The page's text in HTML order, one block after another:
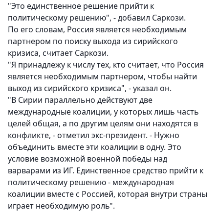
"Это единственное решение прийти к
политическому решению", - добавил Саркози.
По его словам, Россия является необходимым
партнером по поиску выхода из сирийского
кризиса, считает Саркози.
"Я принадлежу к числу тех, кто считает, что Россия
является необходимым партнером, чтобы найти
выход из сирийского кризиса", - указал он.
"В Сирии параллельно действуют две
международные коалиции, у которых лишь часть
целей общая, а по другим целям они находятся в
конфликте, - отметил экс-президент. - Нужно
объединить вместе эти коалиции в одну. Это
условие возможной военной победы над
варварами из ИГ. Единственное средство прийти к
политическому решению - международная
коалиции вместе с Россией, которая внутри страны
играет необходимую роль".